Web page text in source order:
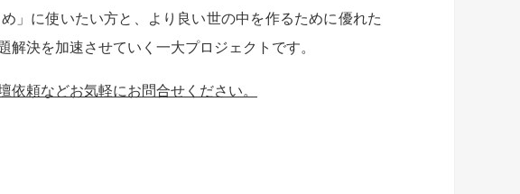
」に使いたい方と、より良い世の中を作るために優れた
決を加速させていく一大プロジェクトです。
頼などお気軽にお問合せください。